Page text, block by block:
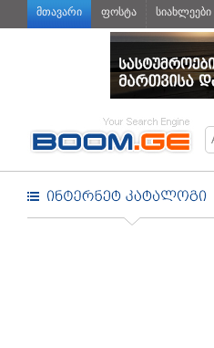
მთავარი ფოსტა სიახლეები